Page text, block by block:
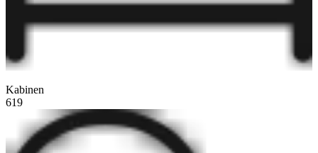
Kabinen
619